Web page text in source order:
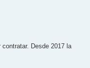
Desde 2017 la